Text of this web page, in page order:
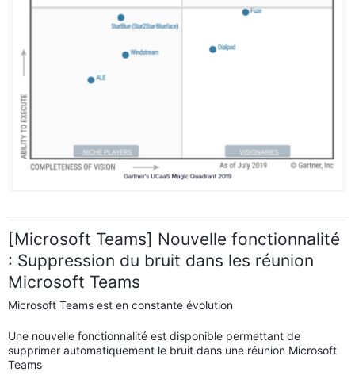
[Microsoft Teams] Nouvelle fonctionnalité
: Suppression du bruit dans les réunion
Microsoft Teams
Microsoft Teams est en constante évolution
Une nouvelle fonctionnalité est disponible permettant de
supprimer automatiquement le bruit dans une réunion Microsoft
Teams